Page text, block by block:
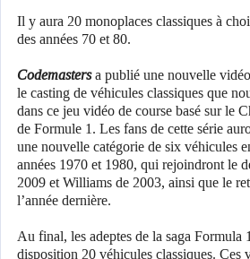
Il y aura 20 monoplaces classiques à
des années 70 et 80.
Codemastersa publié une nouvelle
le casting de véhicules classiques que
dans ce jeu vidéo de course basé sur le
de Formule 1. Les fans de cette série
une nouvelle catégorie de six véhicules
années 1970 et 1980, qui rejoindront le
2009 et Williams de 2003, ainsi que le
l’année dernière.
Au final, les adeptes de la saga Formula
disposition 20 véhicules classiques. Ces